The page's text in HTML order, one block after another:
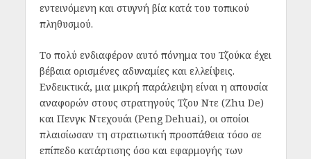
εντεινόμενη και στυγνή βία κατά του τοπικού
πληθυσμού.
Το πολύ ενδιαφέρον αυτό πόνημα του Τζούκα έχει
βέβαια ορισμένες αδυναμίες και ελλείψεις.
Ενδεικτικά, μια μικρή παράλειψη είναι η απουσία
αναφορών στους στρατηγούς Τζου Ντε (Zhu De)
και Πενγκ Ντεχουάι (Peng Dehuai), οι οποίοι
πλαισίωσαν τη στρατιωτική προσπάθεια τόσο σε
επίπεδο κατάρτισης όσο και εφαρμογής των